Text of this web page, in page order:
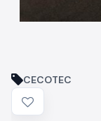
CECOTEC